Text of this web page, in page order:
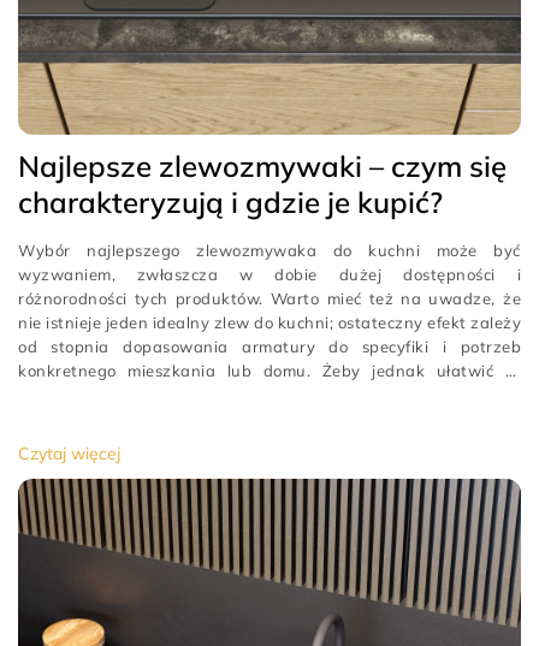
Najlepsze zlewozmywaki – czym się
charakteryzują i gdzie je kupić?
Wybór najlepszego zlewozmywaka do kuchni może być
wyzwaniem, zwłaszcza w dobie dużej dostępności i
różnorodności tych produktów. Warto mieć też na uwadze, że
nie istnieje jeden idealny zlew do kuchni; ostateczny efekt zależy
od stopnia dopasowania armatury do specyfiki i potrzeb
konkretnego mieszkania lub domu. Żeby jednak ułatwić Ci
Czytaj więcej